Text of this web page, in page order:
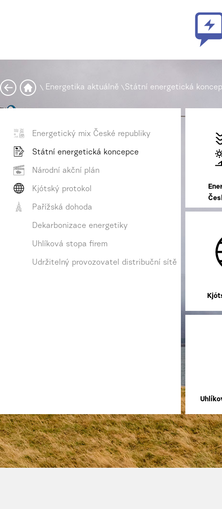
\ Energetika aktuálně \Státní energetická
Energetický mix České republiky
Státní energetická koncepce
Národní akční plán
Kjótský protokol
Pařížská dohoda
Dekarbonizace energetiky
Uhlíková stopa firem
Udržitelný provozovatel distribuční sítě